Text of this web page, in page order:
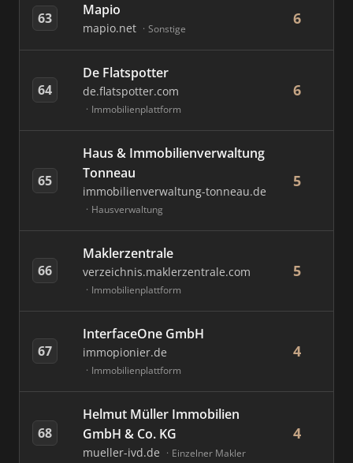
63 Mapio
mapio.net Sonstige
6
64
De Flatspotter
de.flatspotter.com
Immobilienplattform
6
65
Haus & Immobilienverwaltung
Tonneau
immobilienverwaltung-tonneau.de
Hausverwaltung
5
66
Maklerzentrale
verzeichnis.maklerzentrale.com
Immobilienplattform
5
67
InterfaceOne GmbH
immopionier.de
Immobilienplattform
4
68
Helmut Müller Immobilien
GmbH & Co. KG
mueller-ivd.de Einzelner Makler
4